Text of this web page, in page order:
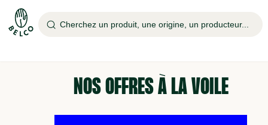
Cherchez un produit, une origine, un producteur...
NOS OFFRES À LA VOILE